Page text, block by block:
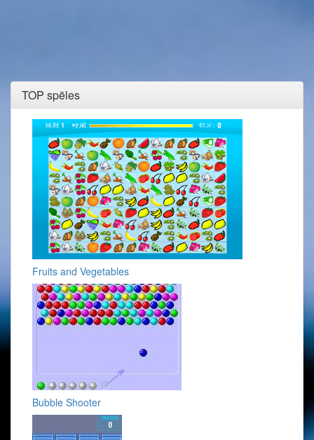
TOP spēles
Fruits and Vegetables
Bubble Shooter